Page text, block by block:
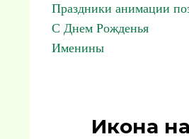
Праздники анимации
С Днем Рожденья
Именины
Икона